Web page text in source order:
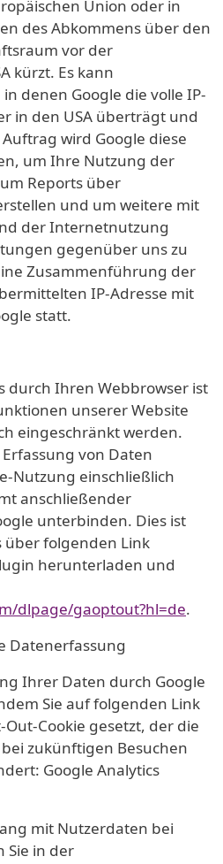
Union oder in
des Abkommens über den
vor der
kürzt. Es kann
denen Google die volle IP-
in den USA überträgt und
wird Google diese
um Ihre Nutzung der
Reports über
und um weitere mit
der Internetnutzung
gegenüber uns zu
Zusammenführung der
IP-Adresse mit
statt.
durch Ihren Webbrowser ist
unserer Website
eingeschränkt werden.
von Daten
Nutzung einschließlich
anschließender
unterbinden. Dies ist
über folgenden Link
herunterladen und
dlpage/gaoptout?hl=de.
Datenerfassung
Ihrer Daten durch Google
Sie auf folgenden Link
Out-Cookie gesetzt, der die
zukünftigen Besuchen
Google Analytics
mit Nutzerdaten bei
Sie in der